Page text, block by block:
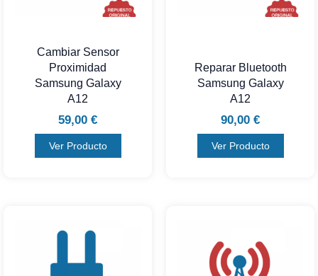
Cambiar Sensor
Proximidad
Samsung Galaxy
A12
59,00 €
Ver Producto
Reparar Bluetooth
Samsung Galaxy
A12
90,00 €
Ver Producto